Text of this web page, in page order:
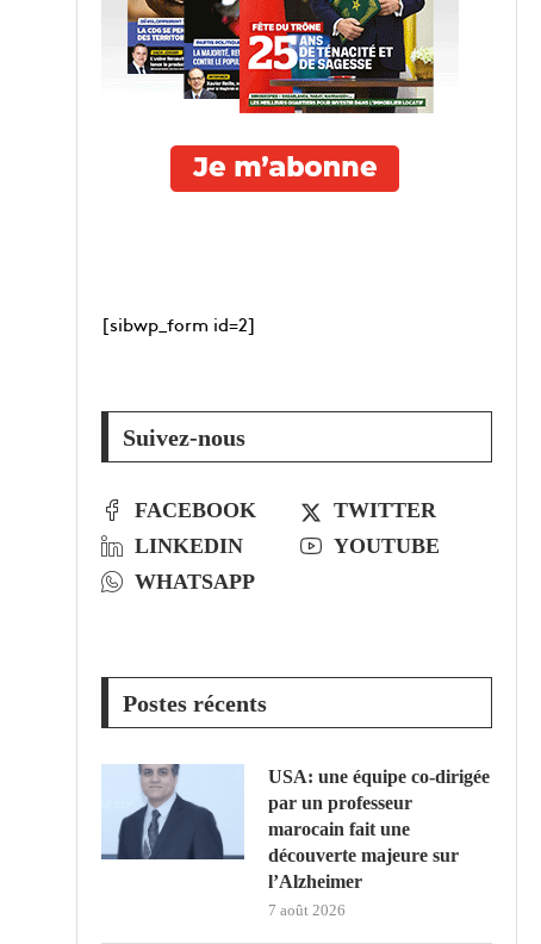
[sibwp_form id=2]
Suivez-nous
FACEBOOK
TWITTER
LINKEDIN
YOUTUBE
WHATSAPP
Postes récents
USA: une équipe co-dirigée
par un professeur
marocain fait une
découverte majeure sur
l’Alzheimer
7 août 2026